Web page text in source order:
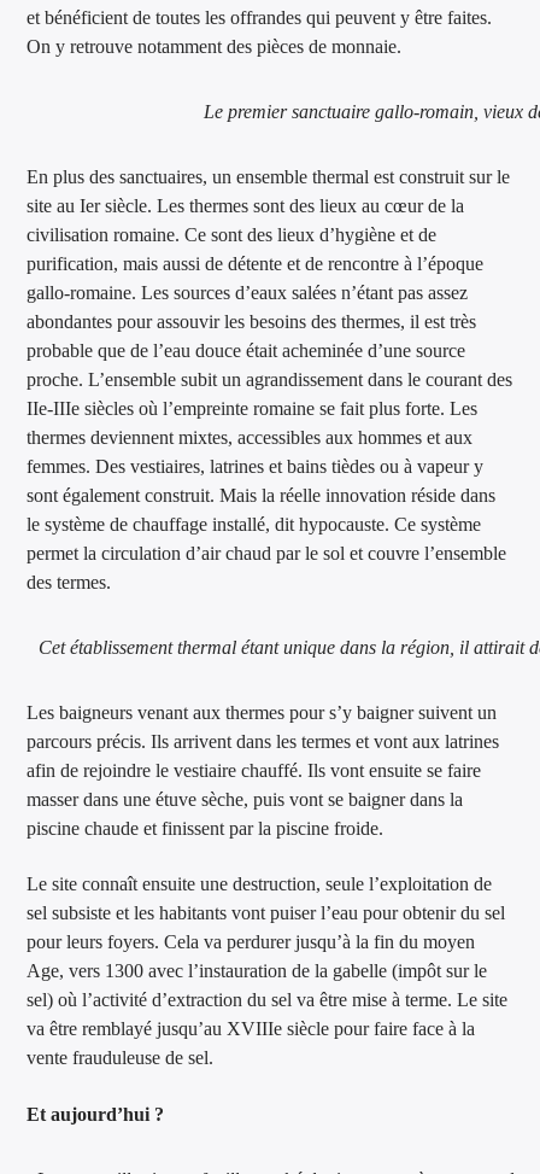
et bénéficient de toutes les offrandes qui peuvent y être faites.
On y retrouve notamment des pièces de monnaie.
Le premier sanctuaire gallo-romain, vieux
En plus des sanctuaires, un ensemble thermal est construit sur le
site au Ier siècle. Les thermes sont des lieux au cœur de la
civilisation romaine. Ce sont des lieux d’hygiène et de
purification, mais aussi de détente et de rencontre à l’époque
gallo-romaine. Les sources d’eaux salées n’étant pas assez
abondantes pour assouvir les besoins des thermes, il est très
probable que de l’eau douce était acheminée d’une source
proche. L’ensemble subit un agrandissement dans le courant des
IIe-IIIe siècles où l’empreinte romaine se fait plus forte. Les
thermes deviennent mixtes, accessibles aux hommes et aux
femmes. Des vestiaires, latrines et bains tièdes ou à vapeur y
sont également construit. Mais la réelle innovation réside dans
le système de chauffage installé, dit hypocauste. Ce système
permet la circulation d’air chaud par le sol et couvre l’ensemble
des termes.
Cet établissement thermal étant unique dans la région, il attirait
Les baigneurs venant aux thermes pour s’y baigner suivent un
parcours précis. Ils arrivent dans les termes et vont aux latrines
afin de rejoindre le vestiaire chauffé. Ils vont ensuite se faire
masser dans une étuve sèche, puis vont se baigner dans la
piscine chaude et finissent par la piscine froide.
Le site connaît ensuite une destruction, seule l’exploitation de
sel subsiste et les habitants vont puiser l’eau pour obtenir du sel
pour leurs foyers. Cela va perdurer jusqu’à la fin du moyen
Age, vers 1300 avec l’instauration de la gabelle (impôt sur le
sel) où l’activité d’extraction du sel va être mise à terme. Le site
va être remblayé jusqu’au XVIIIe siècle pour faire face à la
vente frauduleuse de sel.
Et aujourd’hui ?